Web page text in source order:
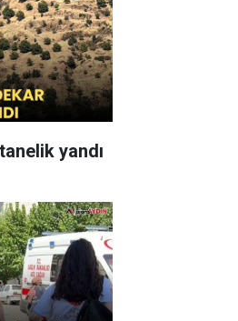
yandı